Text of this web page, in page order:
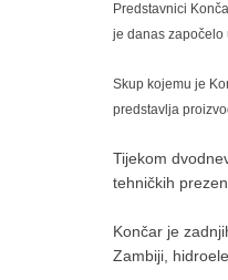
Predstavnici
je danas započelo
Skup kojemu je
predstavlja
Tijekom
tehničkih
Končar je
Zambiji,